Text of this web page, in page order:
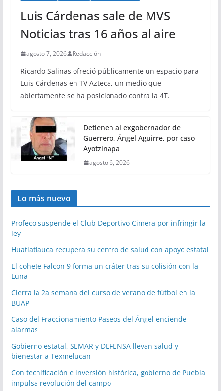
Luis Cárdenas sale de MVS
Noticias tras 16 años al aire
agosto 7, 2026 Redacción
Ricardo Salinas ofreció públicamente un espacio para
Luis Cárdenas en TV Azteca, un medio que
abiertamente se ha posicionado contra la 4T.
Detienen al exgobernador de
Guerrero, Ángel Aguirre, por caso
Ayotzinapa
agosto 6, 2026
Lo más nuevo
Profeco suspende el Club Deportivo Cimera por infringir la
ley
Huatlatlauca recupera su centro de salud con apoyo estatal
El cohete Falcon 9 forma un cráter tras su colisión con la
Luna
Cierra la 2a semana del curso de verano de fútbol en la
BUAP
Caso del Fraccionamiento Paseos del Ángel enciende
alarmas
Gobierno estatal, SEMAR y DEFENSA llevan salud y
bienestar a Texmelucan
Con tecnificación e inversión histórica, gobierno de Puebla
impulsa revolución del campo